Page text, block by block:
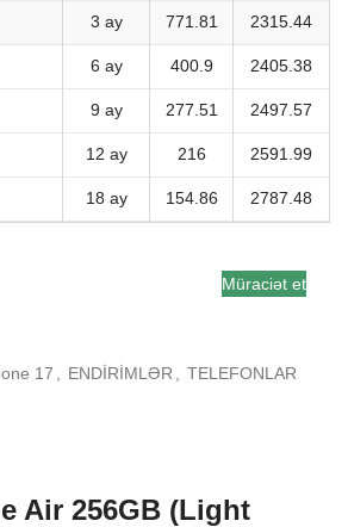
3 ay 771.81 2315.44
6 ay 400.9 2405.38
9 ay 277.51 2497.57
12 ay 216 2591.99
18 ay 154.86 2787.48
Müraciət et
17 , ENDİRİMLƏR , TELEFONLAR
Air 256GB (Light